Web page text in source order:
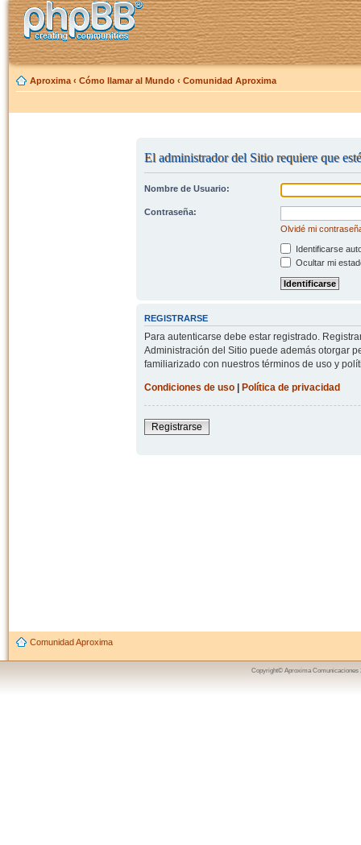
Aproxima ‹ Cómo llamar al Mundo ‹ Comunidad Aproxima
El administrador del Sitio requiere que
Nombre de Usuario:
Contraseña:
Olvidé mi
Identificarse
Ocultar mi
REGISTRARSE
Para autenticarse debe estar registrado.
Administración del Sitio puede además otorgar
familiarizado con nuestros términos de uso y
Condiciones de uso| Política de privacidad
Registrarse
Comunidad Aproxima
Copyright© Aproxima Comunicaciones